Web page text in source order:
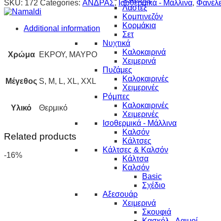
Λαστέξ
Κομπινεζόν
Κορμάκια
Σετ
Νυχτικά
Καλοκαιρινά
Χειμερινά
Πυζάμες
Καλοκαιρινές
Χειμερινές
Ρόμπες
Καλοκαιρινές
Χειμερινές
Ισοθερμικά - Μάλλινα
Καλσόν
Κάλτσες
Κάλτσες & Καλσόν
Κάλτσα
Καλσόν
Basic
Σχέδιο
Αξεσουάρ
Χειμερινά
Σκουφιά
SKU: 172 Categories: ΑΝΔΡΑΣ, Ισοθερμικά - Μάλλινα,
Additional information
Χρώμα ΕΚΡΟΥ, ΜΑΥΡΟ
Μέγεθος S, M, L, XL, XXL
Υλικό Θερμικό
Related products
-16%